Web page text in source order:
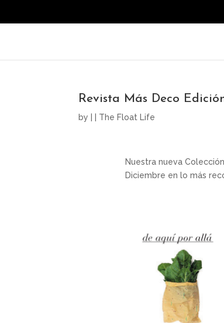
Revista Más Deco
by The Float Life
Nuestra nueva
Diciembre en lo más